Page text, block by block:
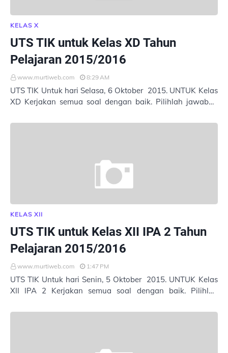
KELAS X
UTS TIK untuk Kelas XD Tahun
Pelajaran 2015/2016
www.murtiweb.com 8:29 AM
UTS TIK Untuk hari Selasa, 6 Oktober 2015. UNTUK Kelas
XD Kerjakan semua soal dengan baik. Pilihlah jawaban
KELAS XII
UTS TIK untuk Kelas XII IPA 2 Tahun
Pelajaran 2015/2016
www.murtiweb.com 1:47 PM
UTS TIK Untuk hari Senin, 5 Oktober 2015. UNTUK Kelas
XII IPA 2 Kerjakan semua soal dengan baik. Pilihlah